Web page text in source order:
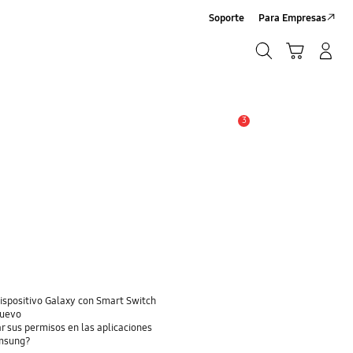
Soporte Para Empresas
3
Galaxy con Smart Switch
sus permisos en las aplicaciones